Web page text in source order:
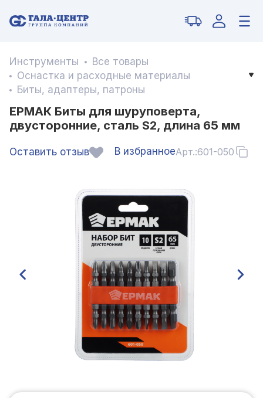
Инструменты
Все товары
Оснастка и расходные материалы
Биты, адаптеры, патроны
ЕРМАК Биты для шуруповерта,
двусторонние, сталь S2, длина 65 мм
Оставить отзыв В избранноеАрт.:601-050